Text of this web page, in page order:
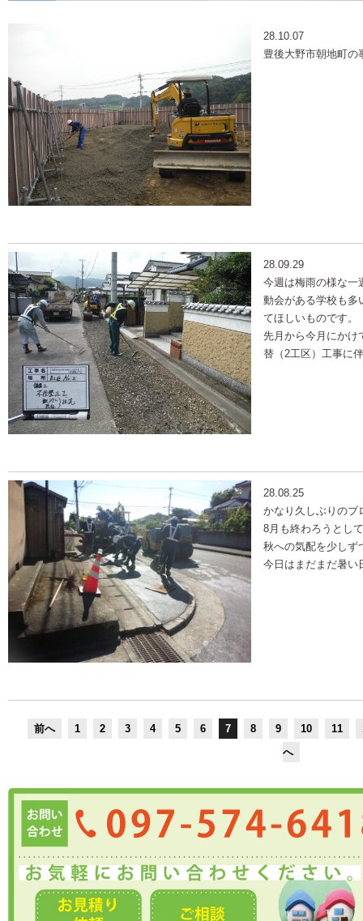
28.10.07
豊後大野市朝地町の
28.09.29
今週は梅雨の様な一
動会がある学校も多
てほしいものです。
先月から今月にかけ
替（2工区）工事に
28.08.25
かなり久しぶりのブ
8月も終わろうとし
秋への気配を少しず
今日はまだまだ暑い
前へ 1 2 3 4 5 6 7 8 9 10 11
へ